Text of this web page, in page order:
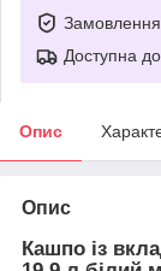
Замовлення
Доступна
Опис
Опис
Кашпо із